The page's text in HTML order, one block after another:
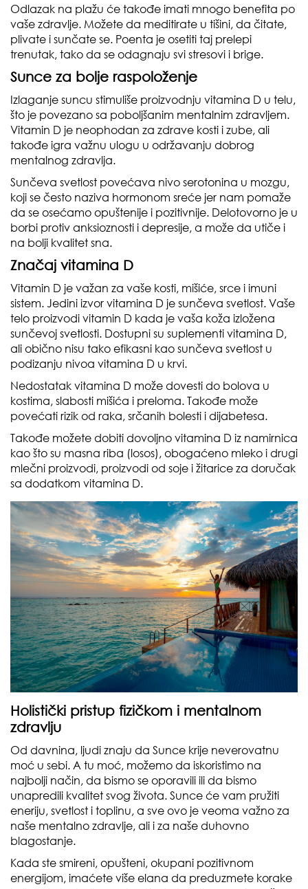
Odlazak na plažu će takođe imati mnogo benefita po
vaše zdravlje. Možete da meditirate u tišini, da čitate,
plivate i sunčate se. Poenta je osetiti taj prelepi
trenutak, tako da se odagnaju svi stresovi i brige.
Sunce za bolje raspoloženje
Izlaganje suncu stimuliše proizvodnju vitamina D u telu,
što je povezano sa poboljšanim mentalnim zdravljem.
Vitamin D je neophodan za zdrave kosti i zube, ali
takođe igra važnu ulogu u održavanju dobrog
mentalnog zdravlja.
Sunčeva svetlost povećava nivo serotonina u mozgu,
koji se često naziva hormonom sreće jer nam pomaže
da se osećamo opuštenije i pozitivnije. Delotovorno je u
borbi protiv anksioznosti i depresije, a može da utiče i
na bolji kvalitet sna.
Značaj vitamina D
Vitamin D je važan za vaše kosti, mišiće, srce i imuni
sistem. Jedini izvor vitamina D je sunčeva svetlost. Vaše
telo proizvodi vitamin D kada je vaša koža izložena
sunčevoj svetlosti. Dostupni su suplementi vitamina D,
ali obično nisu tako efikasni kao sunčeva svetlost u
podizanju nivoa vitamina D u krvi.
Nedostatak vitamina D može dovesti do bolova u
kostima, slabosti mišića i preloma. Takođe može
povećati rizik od raka, srčanih bolesti i dijabetesa.
Takođe možete dobiti dovoljno vitamina D iz namirnica
kao što su masna riba (losos), obogaćeno mleko i drugi
mlečni proizvodi, proizvodi od soje i žitarice za doručak
sa dodatkom vitamina D.
Holistički pristup fizičkom i mentalnom
zdravlju
Od davnina, ljudi znaju da Sunce krije neverovatnu
moć u sebi. A tu moć, možemo da iskoristimo na
najbolji način, da bismo se oporavili ili da bismo
unapredili kvalitet svog života. Sunce će vam pružiti
eneriju, svetlost i toplinu, a sve ovo je veoma važno za
naše mentalno zdravlje, ali i za naše duhovno
blagostanje.
Kada ste smireni, opušteni, okupani pozitivnom
energijom, imaćete više elana da preduzmete korake